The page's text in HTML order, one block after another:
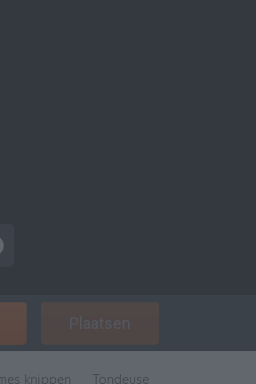
Plaatsen
knippen Tondeuse